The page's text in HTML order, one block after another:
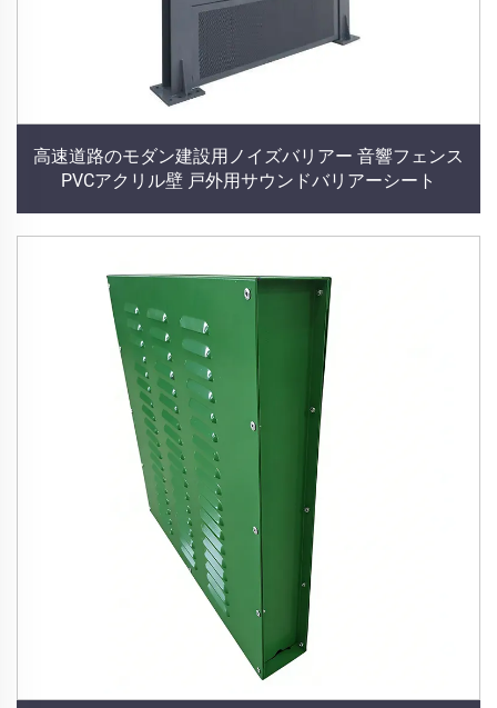
高速道路のモダン建設用ノイズバリアー 音響フェンス
PVCアクリル壁 戸外用サウンドバリアーシート